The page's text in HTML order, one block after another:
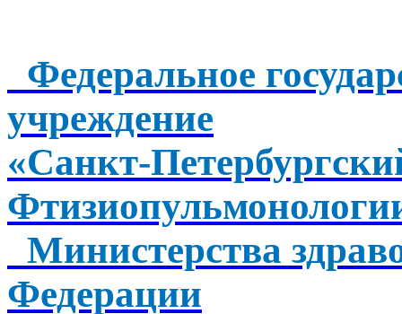
Федеральное
учреждение
«Санкт-
Министерства
Федерации